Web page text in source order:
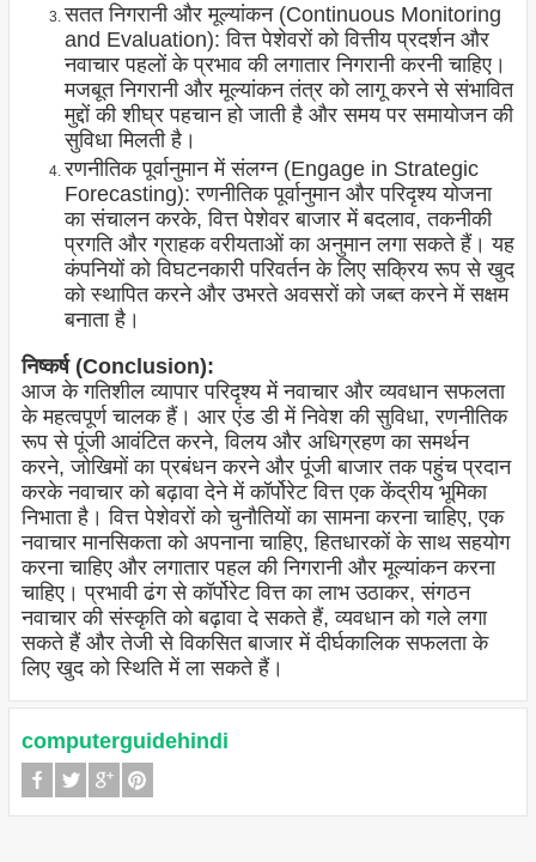
सतत निगरानी और मूल्यांकन (Continuous Monitoring
and Evaluation): वित्त पेशेवरों को वित्तीय प्रदर्शन और
नवाचार पहलों के प्रभाव की लगातार निगरानी करनी चाहिए।
मजबूत निगरानी और मूल्यांकन तंत्र को लागू करने से संभावित
मुद्दों की शीघ्र पहचान हो जाती है और समय पर समायोजन की
सुविधा मिलती है।
रणनीतिक पूर्वानुमान में संलग्न (Engage in Strategic
Forecasting): रणनीतिक पूर्वानुमान और परिदृश्य योजना
का संचालन करके, वित्त पेशेवर बाजार में बदलाव, तकनीकी
प्रगति और ग्राहक वरीयताओं का अनुमान लगा सकते हैं। यह
कंपनियों को विघटनकारी परिवर्तन के लिए सक्रिय रूप से खुद
को स्थापित करने और उभरते अवसरों को जब्त करने में सक्षम
बनाता है।
निष्कर्ष (Conclusion):
आज के गतिशील व्यापार परिदृश्य में नवाचार और व्यवधान सफलता
के महत्वपूर्ण चालक हैं। आर एंड डी में निवेश की सुविधा, रणनीतिक
रूप से पूंजी आवंटित करने, विलय और अधिग्रहण का समर्थन
करने, जोखिमों का प्रबंधन करने और पूंजी बाजार तक पहुंच प्रदान
करके नवाचार को बढ़ावा देने में कॉर्पोरेट वित्त एक केंद्रीय भूमिका
निभाता है। वित्त पेशेवरों को चुनौतियों का सामना करना चाहिए, एक
नवाचार मानसिकता को अपनाना चाहिए, हितधारकों के साथ सहयोग
करना चाहिए और लगातार पहल की निगरानी और मूल्यांकन करना
चाहिए। प्रभावी ढंग से कॉर्पोरेट वित्त का लाभ उठाकर, संगठन
नवाचार की संस्कृति को बढ़ावा दे सकते हैं, व्यवधान को गले लगा
सकते हैं और तेजी से विकसित बाजार में दीर्घकालिक सफलता के
लिए खुद को स्थिति में ला सकते हैं।
computerguidehindi